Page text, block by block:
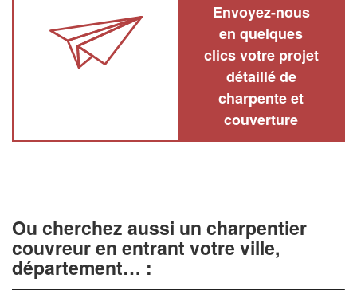
Envoyez-nous
en quelques
clics votre projet
détaillé de
charpente et
couverture
Ou cherchez aussi un charpentier
couvreur en entrant votre ville,
département… :